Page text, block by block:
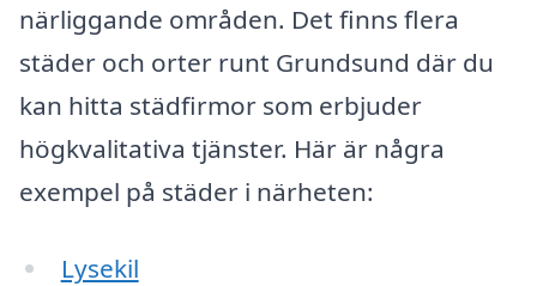
närliggande områden. Det finns flera
städer och orter runt Grundsund där du
kan hitta städfirmor som erbjuder
högkvalitativa tjänster. Här är några
exempel på städer i närheten:
Lysekil